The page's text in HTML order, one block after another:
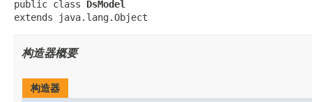
public class DsModel
extends java.lang.Object
构造器概要
构造器